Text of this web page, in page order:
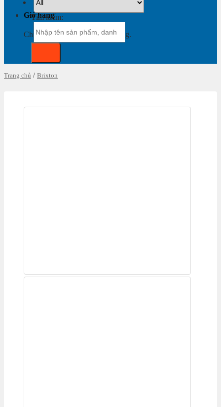
Giỏ hàng
Chưa có sản phẩm trong giỏ hàng.
Tìm kiếm:
Trang chủ / Brixton